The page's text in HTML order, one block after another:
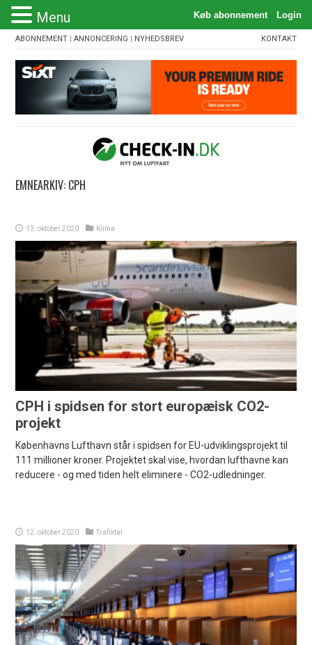
ABONNEMENT |ANNONCERING | NYHEDSBREV KONTAKT
EMNEARKIV: CPH
13. oktober 2020 Klima
CPH i spidsen for stort europæisk CO2-
projekt
Københavns Lufthavn står i spidsen for EU-udviklingsprojekt til
111 millioner kroner. Projektet skal vise, hvordan lufthavne kan
reducere - og med tiden helt eliminere - CO2-udledninger.
12. oktober 2020 Trafiktal
Menu